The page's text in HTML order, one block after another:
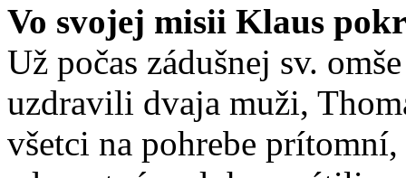
Vo svojej misii Klaus
Už počas zádušnej sv.
uzdravili dvaja muži,
všetci na pohrebe